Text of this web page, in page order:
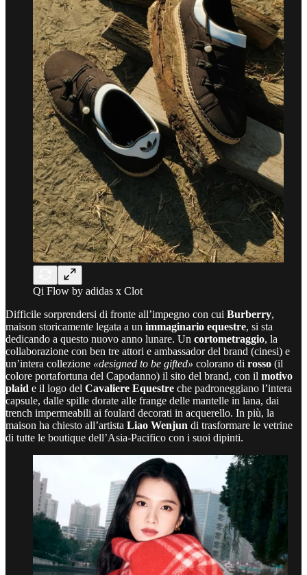
Qi Flow by adidas x Clot
Difficile sorprendersi di fronte all’impegno con cui Burberry,
maison storicamente legata a un immaginario equestre, si sta
dedicando a questo nuovo anno lunare. Un cortometraggio, la
collaborazione con ben tre attori e ambassador del brand (cinesi) e
un’intera collezione «designed to be gifted» colorano di rosso (il
colore portafortuna del Capodanno) il sito del brand, con il motivo
plaid e il logo del Cavaliere Equestre che padroneggiano l’intera
capsule, dalle spille dorate alle frange delle mantelle in lana, dai
trench impermeabili ai foulard decorati in acquerello. In più, la
maison ha chiesto all’artista Liao Wenjun di trasformare le vetrine
di tutte le boutique dell’Asia-Pacifico con i suoi dipinti.